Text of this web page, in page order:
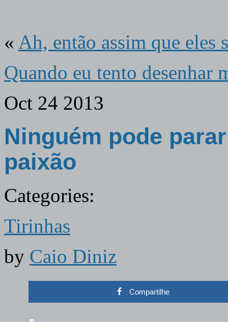
« Ah, então assim que eles
Quando eu tento desenhar
Oct 24 2013
Ninguém pode
paixão
Categories:
Tirinhas
by Caio Diniz
Compartilhe